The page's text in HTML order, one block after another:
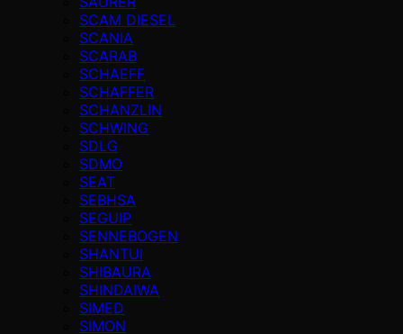
SCAM DIESEL
SCANIA
SCARAB
SCHAEFF
SCHAFFER
SCHANZLIN
SCHWING
SDLG
SDMO
SEAT
SEBHSA
SEGUIP
SENNEBOGEN
SHANTUI
SHIBAURA
SHINDAIWA
SIMED
SIMON